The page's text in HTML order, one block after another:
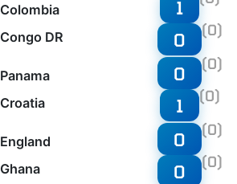
Colombia
Congo DR
1
0 (0)
Panama
Croatia
0 (0)
1 (0)
England
Ghana
0 (0)
0 (0)